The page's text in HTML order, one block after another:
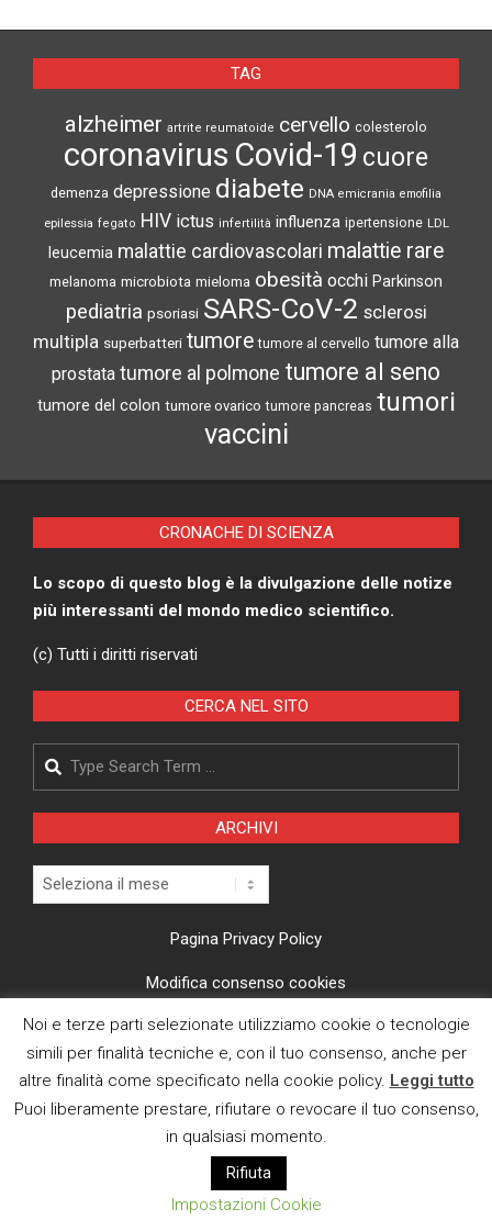
TAG
alzheimer artrite reumatoide cervello colesterolo
coronavirus Covid-19 cuore
demenza depressione diabete DNA emicrania emofilia
epilessia fegato HIV ictus infertilità influenza ipertensione LDL
leucemia malattie cardiovascolari malattie rare
melanoma microbiota mieloma obesità occhi Parkinson
pediatria psoriasi SARS-CoV-2 sclerosi
multipla superbatteri tumore tumore al cervello tumore alla
prostata tumore al polmone tumore al seno
tumore del colon tumore ovarico tumore pancreas tumori
vaccini
CRONACHE DI SCIENZA
Lo scopo di questo blog è la divulgazione delle notize
più interessanti del mondo medico scientifico.
(c) Tutti i diritti riservati
CERCA NEL SITO
Search
ARCHIVI
Archivi
Pagina Privacy Policy
Modifica consenso cookies
CI TROVI ANCHE SU
E MAIL
Noi e terze parti selezionate utilizziamo cookie o tecnologie
simili per finalità tecniche e, con il tuo consenso, anche per
altre finalità come specificato nella cookie policy. Leggi tutto
Puoi liberamente prestare, rifiutare o revocare il tuo consenso,
in qualsiasi momento.
Rifiuta
Impostazioni Cookie